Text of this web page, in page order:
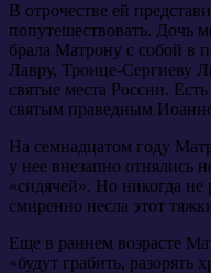
В отрочестве ей
попутешествовать. Дочь
брала Матрону с собой в
Лавру, Троице-Сергиеву
святые места России.
святым праведным
На семнадцатом году
у нее внезапно отнялись
«сидячей». Но никогда не
смиренно несла этот
Еще в раннем возрасте
«будут грабить, разорять